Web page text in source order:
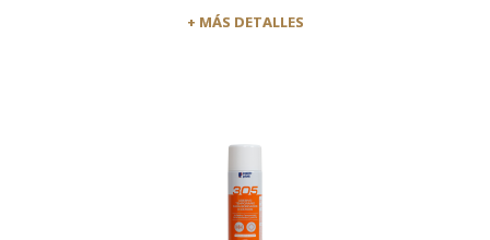
+ MÁS DETALLES